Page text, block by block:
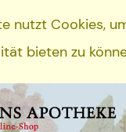
nutzt Cookies,
bieten zu